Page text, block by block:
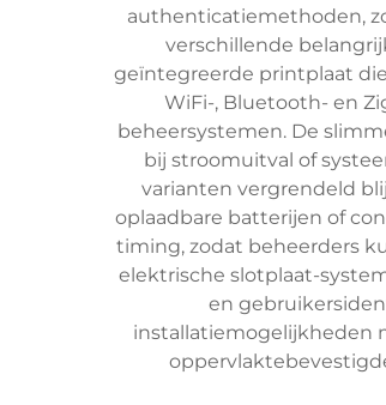
authenticatiemethoden,
verschillende
geïntegreerde printplaat
WiFi-, Bluetooth- en
beheersystemen. De
bij stroomuitval of
varianten vergrendeld
oplaadbare batterijen of
timing, zodat beheerders
elektrische slotplaat-
en
installatiemogelijkheden